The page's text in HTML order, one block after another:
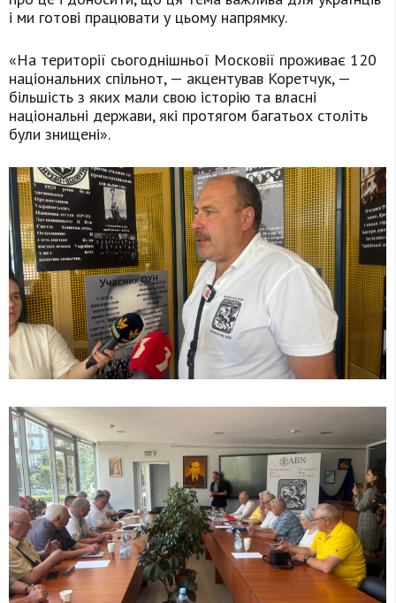
і ми готові працювати у цьому напрямку.
«На території сьогоднішньої Московії проживає 120
національних спільнот, — акцентував Коретчук, —
більшість з яких мали свою історію та власні
національні держави, які протягом багатьох століть
були знищені».